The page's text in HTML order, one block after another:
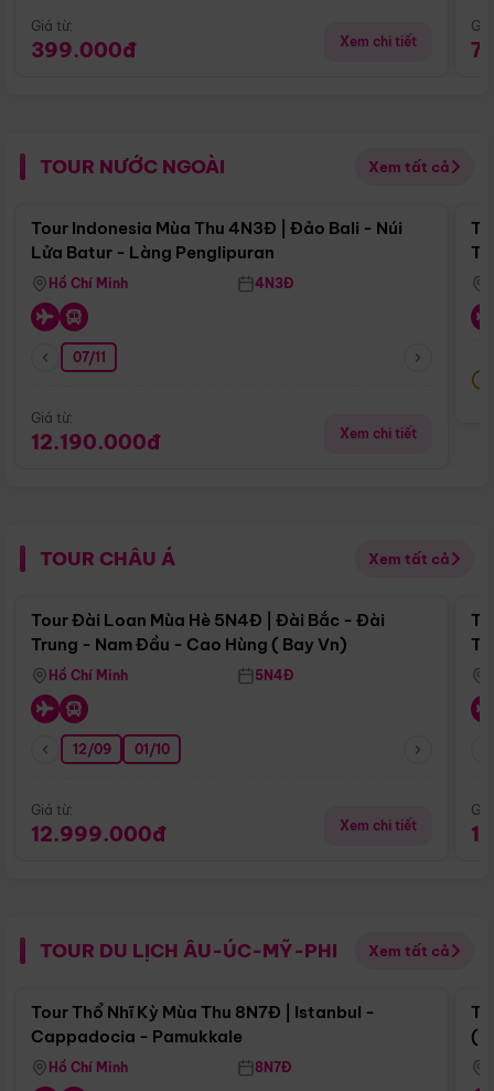
Giá từ:
399.000đ Xem chi tiết
TOUR NƯỚC NGOÀI Xem tất cả
Điểm nổi bật
Tour Indonesia Mùa Thu 4N3Đ | Đảo Bali - Núi
Lửa Batur - Làng Penglipuran
Hồ Chí Minh 4N3Đ
07/11
Giá từ:
12.190.000đ Xem chi tiết
TOUR CHÂU Á Xem tất cả
Điểm nổi bật
Tour Đài Loan Mùa Hè 5N4Đ | Đài Bắc - Đài
Trung - Nam Đầu - Cao Hùng ( Bay Vn)
Hồ Chí Minh 5N4Đ
12/09 01/10
Giá từ:
12.999.000đ Xem chi tiết
TOUR DU LỊCH ÂU-ÚC-MỸ-PHI Xem tất cả
Điểm nổi bật
Tour Thổ Nhĩ Kỳ Mùa Thu 8N7Đ | Istanbul -
Cappadocia - Pamukkale
Hồ Chí Minh 8N7Đ